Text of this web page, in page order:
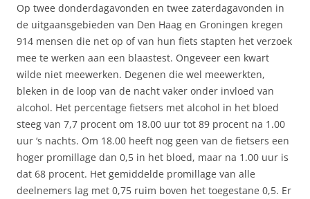
Op twee donderdagavonden en twee zaterdagavonden in
de uitgaansgebieden van Den Haag en Groningen kregen
914 mensen die net op of van hun fiets stapten het verzoek
mee te werken aan een blaastest. Ongeveer een kwart
wilde niet meewerken. Degenen die wel meewerkten,
bleken in de loop van de nacht vaker onder invloed van
alcohol. Het percentage fietsers met alcohol in het bloed
steeg van 7,7 procent om 18.00 uur tot 89 procent na 1.00
uur ‘s nachts. Om 18.00 heeft nog geen van de fietsers een
hoger promillage dan 0,5 in het bloed, maar na 1.00 uur is
dat 68 procent. Het gemiddelde promillage van alle
deelnemers lag met 0,75 ruim boven het toegestane 0,5. Er